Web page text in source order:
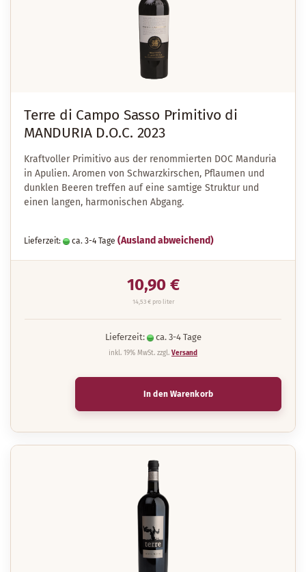
Terre di Campo Sasso Primitivo di
MANDURIA D.O.C. 2023
Kraftvoller Primitivo aus der renommierten DOC Manduria
in Apulien. Aromen von Schwarzkirschen, Pflaumen und
dunklen Beeren treffen auf eine samtige Struktur und
einen langen, harmonischen Abgang.
Lieferzeit: ca. 3-4 Tage (Ausland abweichend)
10,90 €
14,53 € pro liter
Lieferzeit: ca. 3-4 Tage
inkl. 19% MwSt. zzgl. Versand
In den Warenkorb